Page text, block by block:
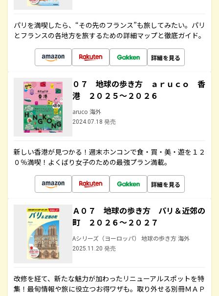
パリを満喫したら、“その先のフランス”も旅してみたい。パリ
とフランスの各地方を旅するための詳細マップと徹底ガイド。
詳細を見る
０７ 地球の歩き方 ａｒｕｃｏ 香
港 ２０２５～２０２６
aruco 海外
2024.07.18 発売
新しい香港が見つかる！週末ホンコンで食・買・美・遊を１２
０％満喫！よくばり女子のための最強プラン満載。
詳細を見る
Ａ０７ 地球の歩き方 パリ＆近郊の
町 ２０２６～２０２７
Aシリーズ（ヨーロッパ） 地球の歩き方 海外
2025.11.20 発売
改修を経て、新たな魅力が加わったリニューアルスポットを特
集！最旬情報や旅に役立つお得ワザも。取り外せる別冊ＭＡＰ